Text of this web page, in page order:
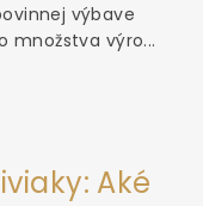
výbave
množstva výro...
Aké